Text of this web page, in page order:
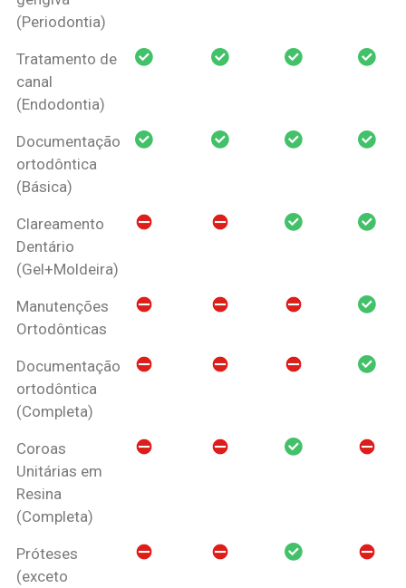
(Periodontia)
Tratamento de
canal
(Endodontia)
Documentação
ortodôntica
(Básica)
Clareamento
Dentário
(Gel+Moldeira)
Manutenções
Ortodônticas
Documentação
ortodôntica
(Completa)
Coroas
Unitárias em
Resina
(Completa)
Próteses
(exceto